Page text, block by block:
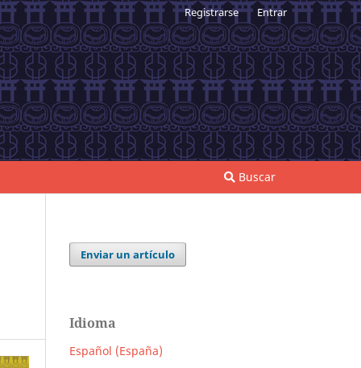
Buscar
Registrarse Entrar
Enviar un artículo
Idioma
Español (España)